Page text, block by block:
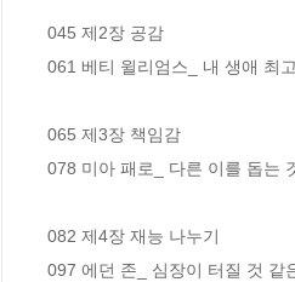
045 제2장 공감
061 베티 윌리엄스_ 내 생애 최
065 제3장 책임감
078 미아 패로_ 다른 이를 돕는
082 제4장 재능 나누기
097 에던 존_ 심장이 터질 것 같